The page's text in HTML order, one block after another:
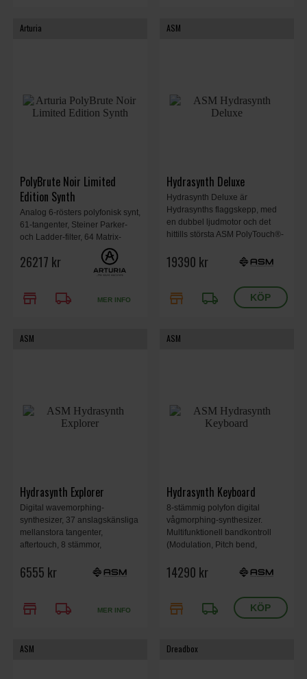
Arturia
PolyBrute Noir Limited
Edition Synth
Analog 6-rösters polyfonisk synt,
61-tangenter, Steiner Parker-
och Ladder-filter, 64 Matrix-
punkter, sequencer, arpeggiator,
digitala effekter, Morphée-
kontroller. Limited Noir utgåva.
26217 kr
store local_shipping MER INFO
ASM
Hydrasynth Deluxe
Hydrasynth Deluxe är
Hydrasynths flaggskepp, med
en dubbel ljudmotor och det
hittills största ASM PolyTouch®-
aftertouch. Användargränssnittet
snabbt arbetsflöde.
19390 kr
store local_shipping
ASM
Hydrasynth Explorer
Digital wavemorphing-
synthesizer, 37 anslagskänsliga
mellanstora tangenter,
aftertouch, 8 stämmor,
aftertouch, arpeggiator, 3
6555 kr
store local_shipping MER INFO
ASM
Hydrasynth Keyboard
8-stämmig polyfon digital
vågmorphing-synthesizer.
Multifunktionell bandkontroll
(Modulation, Pitch bend,
per röst med totalt 4 mutatorer. 3
14290 kr
store local_shipping
ASM Dreadbox